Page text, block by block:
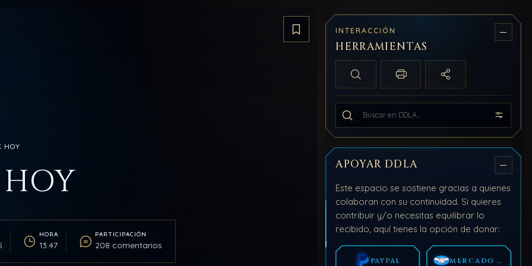
Guardar artículo
HOY
HORA
13:47
PARTICIPACIÓN
208 comentarios
INTERACCIÓN
HERRAMIENTAS
Búsqueda localImprimir / PDFCompartir
Buscar en todo DDLA
APOYAR DDLA
Este espacio se sostiene gracias a quienes
colaboran con su continuidad. Si quieres
contribuir y/o necesitas equilibrar lo
recibido, aquí tienes la opción de donar:
PAYPAL MERCADO PAGO